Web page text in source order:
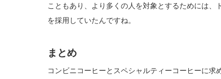
こともあり、より多くの人を対象とするためには
を採用していたんですね。
まとめ
コンビニコーヒーとスペシャルティーコーヒーに求